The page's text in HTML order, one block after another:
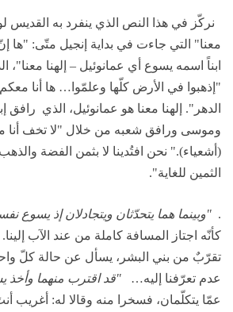
نركّز في هذا النص الذي ينفرد به
معنا" التي جاءت في بداية إنجيل متّى: "ها
ابناً اسمه يسوع أي عمانوئيل – إلهنا معنا"،
"إذهبوا في الأرض كلّها وعلمّوا… ها أنا
الدهر". إلهنا معنا هو عمانوئيل، الذي رافق
وموسى ورافق شعبه من خلال "لا تخف أنا
(أشعياء)." نحن افتُدينا لا بثمن الفضة
الثمين للغاية".
. "وبينما هما يتحدّثان ويتجادلان إذ يسوع
كأنّه اجتاز المسافة كاملة من عند الآب
تقرّبٌ من بني البشر، يسأل عن حالة كلّ
عدم تعرّفنا إليه…
"قد اقترب منهما وأخذ
عمّا يتكلّمان، فسخرا منه وقالا له: أغريب